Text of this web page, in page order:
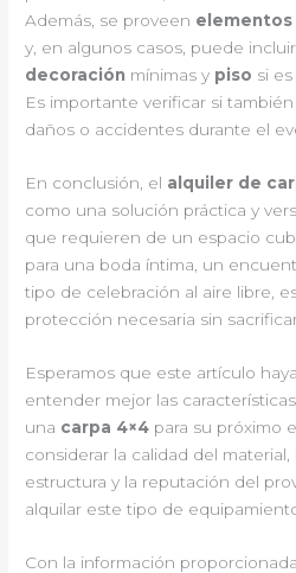
Además, se proveen elementos
y, en algunos casos, puede incluir
decoración mínimas y piso si
Es importante verificar si también
daños o accidentes durante el
En conclusión, el alquiler de
como una solución práctica y
que requieren de un espacio
para una boda íntima, un
tipo de celebración al aire libre,
protección necesaria sin
Esperamos que este artículo
entender mejor las
una carpa 4×4 para su próximo
considerar la calidad del
estructura y la reputación del
alquilar este tipo de
Con la información